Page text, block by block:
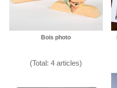
Bois photo
(Total: 4 articles)